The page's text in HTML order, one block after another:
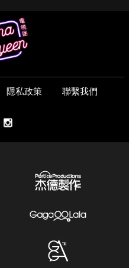
隱私政策 聯繫我們